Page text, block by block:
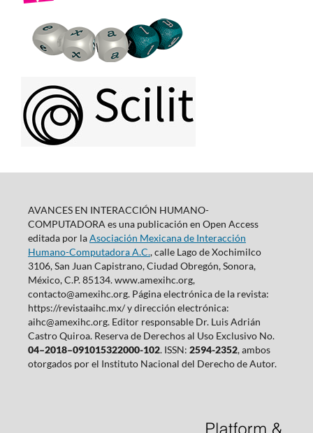
AVANCES EN INTERACCIÓN HUMANO-
COMPUTADORA es una publicación en Open Access
editada por laAsociación Mexicana de Interacción
Humano-Computadora A.C., calle Lago de Xochimilco
3106, San Juan Capistrano, Ciudad Obregón, Sonora,
México, C.P. 85134. www.amexihc.org,
contacto@amexihc.org. Página electrónica de la revista:
https://revistaaihc.mx/ y dirección electrónica:
aihc@amexihc.org. Editor responsable Dr. Luis Adrián
Castro Quiroa. Reserva de Derechos al Uso Exclusivo No.
04–2018–091015322000-102. ISSN: 2594-2352, ambos
otorgados por el Instituto Nacional del Derecho de Autor.